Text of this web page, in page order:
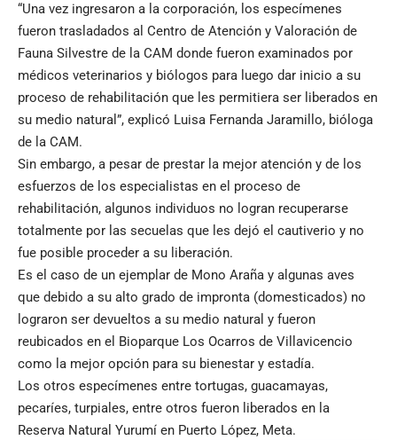
“Una vez ingresaron a la corporación, los especímenes
fueron trasladados al Centro de Atención y Valoración de
Fauna Silvestre de la CAM donde fueron examinados por
médicos veterinarios y biólogos para luego dar inicio a su
proceso de rehabilitación que les permitiera ser liberados en
su medio natural”, explicó Luisa Fernanda Jaramillo, bióloga
de la CAM.
Sin embargo, a pesar de prestar la mejor atención y de los
esfuerzos de los especialistas en el proceso de
rehabilitación, algunos individuos no logran recuperarse
totalmente por las secuelas que les dejó el cautiverio y no
fue posible proceder a su liberación.
Es el caso de un ejemplar de Mono Araña y algunas aves
que debido a su alto grado de impronta (domesticados) no
lograron ser devueltos a su medio natural y fueron
reubicados en el Bioparque Los Ocarros de Villavicencio
como la mejor opción para su bienestar y estadía.
Los otros especímenes entre tortugas, guacamayas,
pecaríes, turpiales, entre otros fueron liberados en la
Reserva Natural Yurumí en Puerto López, Meta.